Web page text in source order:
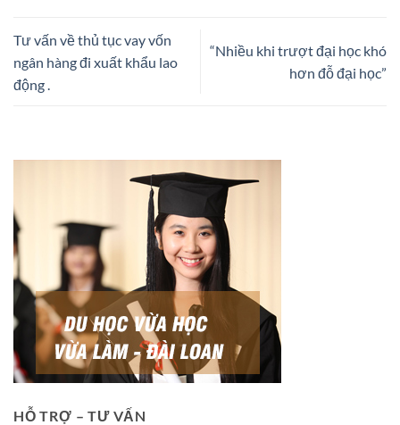
Tư vấn về thủ tục vay vốn
ngân hàng đi xuất khẩu lao
động .
“Nhiều khi trượt đại học khó
hơn đỗ đại học”
HỖ TRỢ – TƯ VẤN